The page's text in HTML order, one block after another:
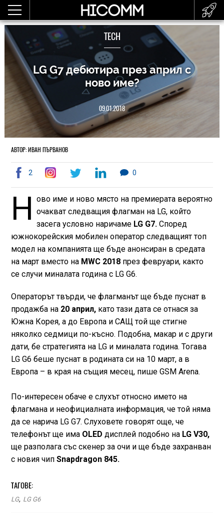
TECH
LG G7 дебютира през април с
ново име?
09.01.2018
АВТОР: ИВАН ПЪРВАНОВ
2 0
Н ово име и ново място на премиерата вероятно
очакват следващия флагман на LG, който
засега условно наричаме LG G7. Според
южнокорейския мобилен оператор следвaщият топ
модел на компанията ще бъде анонсиран в средата
на март вместо на MWC 2018през февруари, както
се случи миналата година с LG G6.
Операторът твърди, че флагманът ще бъде пуснат в
продажба на 20 април,като тази дата се отнася за
Южна Корея, а до Европа и САЩ той ще стигне
няколко седмици по-късно. Подобна, макар и с други
дати, бе стратегията на LG и миналата година. Тогава
LG G6 беше пуснат в родината си на 10 март, а в
Европа – в края на същия месец, пише GSM Arena.
По-интересен обаче е слухът относно името на
флагмана и неофициалната информация, че той няма
да се нарича LG G7. Слуховете говорят още, че
телефонът ще имаOLED дисплей подобно на LG V30,
ще разполага със скенер за очи и ще бъде захранван
с новия чип Snapdragon 845.
ТАГОВЕ:
LG, LG G6